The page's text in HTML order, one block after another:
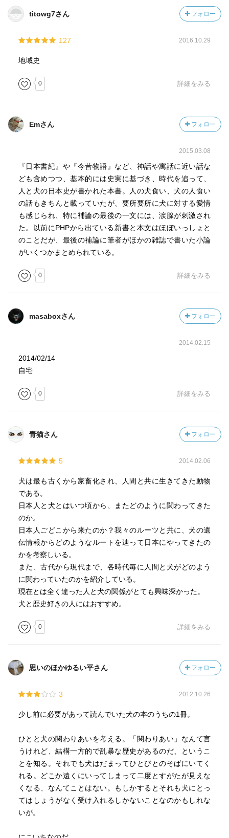
titowg7さん フォロー
127 2016.10.29
地域史
0 詳細をみる
Emさん フォロー
2015.03.08
『日本書紀』や『今昔物語』など、神話や寓話に近い話な
ども含めつつ、基本的には史実に基づき、時代を追って、
人と犬の日本史が書かれた本書。人の犬食い、犬の人食い
の話もきちんと載っていたが、要所要所に犬に対する愛情
も感じられ、特に補論の最後の一文には、涙腺が刺激され
た。以前にPHPから出ている新書と本文はほぼいっしょと
のことだが、最後の補論に筆者がほかの雑誌で書いた小論
がいくつかまとめられている。
0 詳細をみる
masaboxさん フォロー
2014.02.15
2014/02/14
自宅
0 詳細をみる
青猫さん フォロー
5 2014.02.06
犬は最も古くから家畜化され、人間と共に生きてきた動物
である。
日本人と犬とはいつ頃から、またどのように関わってきた
のか。
日本人ごどこから来たのか？我々のルーツと共に、犬の遺
伝情報からどのようなルートを辿って日本にやってきたの
かを考察しいる。
また、古代から現代まで、各時代毎に人間と犬がどのよう
に関わっていたのかを紹介している。
現在とは全く違った人と犬の関係がとても興味深かった。
犬と歴史好きの人にはおすすめ。
0 詳細をみる
思いのほかゆるい平さん フォロー
3 2012.10.26
少し前に必要があって読んでいた犬の本のうちの1冊。
ひとと犬の関わりあいを考える。「関わりあい」なんて言
うけれど、結構一方的で乱暴な歴史があるのだ、というこ
とを知る。それでも犬はだまってひとびとのそばにいてく
れる。どこか遠くにいってしまって二度とすがたが見えな
くなる、なんてことはない。もしかするとそれも犬にとっ
てはしょうがなく受け入れるしかないことなのかもしれな
いが。